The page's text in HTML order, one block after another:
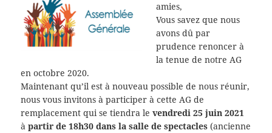
amies,
Vous savez que nous
avons dû par
prudence renoncer à
la tenue de notre AG
en octobre 2020.
Maintenant qu’il est à nouveau possible de nous réunir,
nous vous invitons à participer à cette AG de
remplacement qui se tiendra levendredi 25 juin 2021
à partir de 18h30 dans la salle de spectacles(ancienne